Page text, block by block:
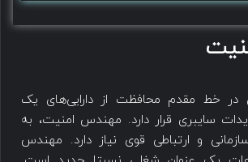
در خط‌ مقدم محافظت از دارایی‌های یک
سایبری قرار دارد. مهندس امنیت، به
و ارتباطی قوی نیاز دارد. مهندس